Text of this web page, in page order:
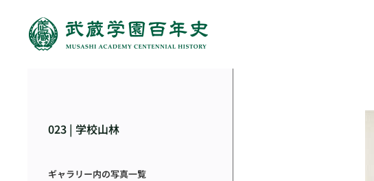
023 | 学校山林
ギャラリー内の写真一覧